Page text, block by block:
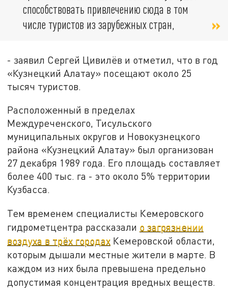
способствовать привлечению сюда в том
числе туристов из зарубежных стран,
- заявил Сергей Цивилёв и отметил, что в год
«Кузнецкий Алатау» посещают около 25
тысяч туристов.
Расположенный в пределах
Междуреченского, Тисульского
муниципальных округов и Новокузнецкого
района «Кузнецкий Алатау» был организован
27 декабря 1989 года. Его площадь составляет
более 400 тыс. га - это около 5% территории
Кузбасса.
Тем временем специалисты Кемеровского
гидрометцентра рассказали о загрязнении
воздуха в трёх городах Кемеровской области,
которым дышали местные жители в марте. В
каждом из них была превышена предельно
допустимая концентрация вредных веществ.